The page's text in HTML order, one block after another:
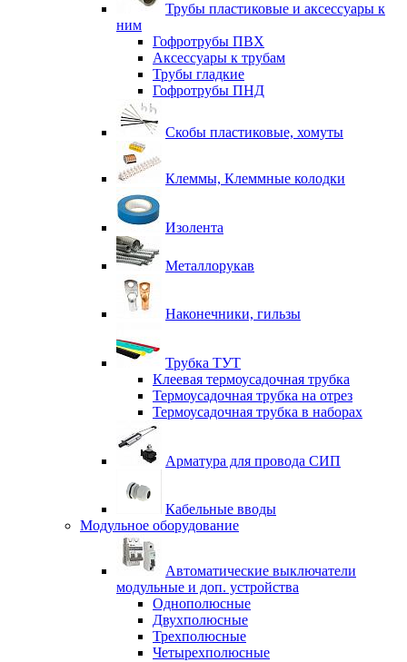
Трубы пластиковые и аксессуары к
ним
Гофротрубы ПВХ
Аксессуары к трубам
Трубы гладкие
Гофротрубы ПНД
Скобы пластиковые, хомуты
Клеммы, Клеммные колодки
Изолента
Металлорукав
Наконечники, гильзы
Трубка ТУТ
Клеевая термоусадочная трубка
Термоусадочная трубка на отрез
Термоусадочная трубка в наборах
Арматура для провода СИП
Кабельные вводы
Модульное оборудование
Автоматические выключатели
модульные и доп. устройства
Однополюсные
Двухполюсные
Трехполюсные
Четырехполюсные